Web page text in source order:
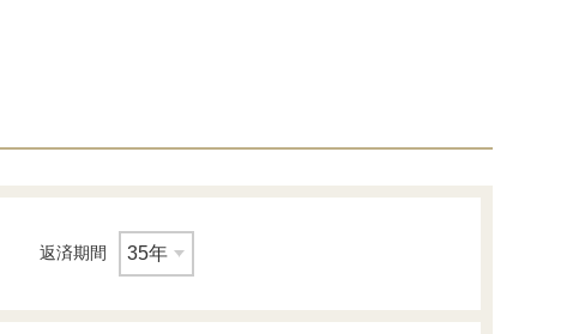
返済期間